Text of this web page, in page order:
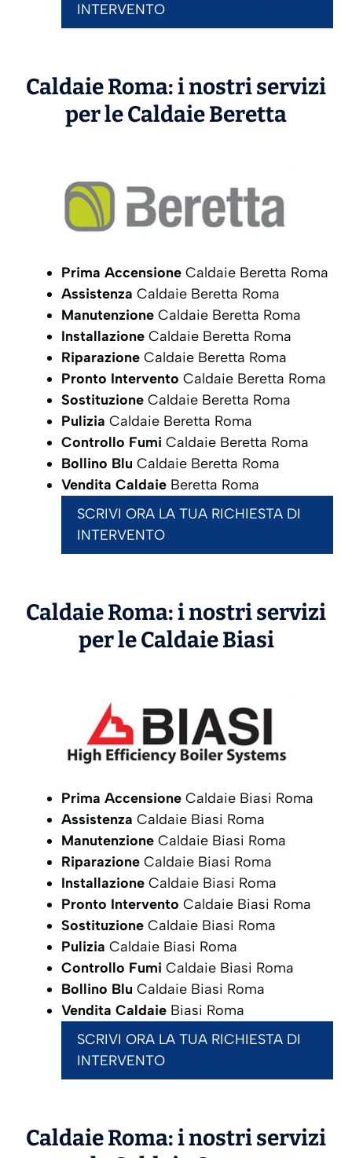
INTERVENTO
Caldaie Roma: i nostri servizi
per le CaldaieBeretta
Prima Accensione Caldaie Beretta Roma
Assistenza Caldaie Beretta Roma
Manutenzione Caldaie Beretta Roma
Installazione Caldaie Beretta Roma
Riparazione Caldaie Beretta Roma
Pronto Intervento Caldaie Beretta Roma
Sostituzione Caldaie Beretta Roma
Pulizia Caldaie Beretta Roma
Controllo Fumi Caldaie Beretta Roma
Bollino Blu Caldaie Beretta Roma
Vendita Caldaie Beretta Roma
SCRIVI ORA LA TUA RICHIESTA DI
INTERVENTO
Caldaie Roma: i nostri servizi
per le CaldaieBiasi
Prima Accensione Caldaie Biasi Roma
Assistenza Caldaie Biasi Roma
Manutenzione Caldaie Biasi Roma
Riparazione Caldaie Biasi Roma
Installazione Caldaie Biasi Roma
Pronto Intervento Caldaie Biasi Roma
Sostituzione Caldaie Biasi Roma
Pulizia Caldaie Biasi Roma
Controllo Fumi Caldaie Biasi Roma
Bollino Blu Caldaie Biasi Roma
Vendita Caldaie Biasi Roma
SCRIVI ORA LA TUA RICHIESTA DI
INTERVENTO
Caldaie Roma: i nostri servizi